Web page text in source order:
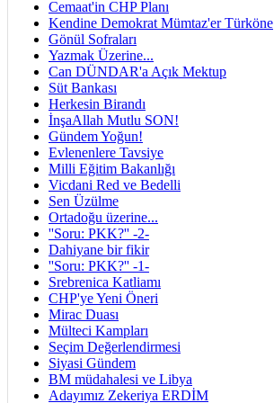
Cemaat'in CHP Planı
Kendine Demokrat Mümtaz'er Türköne
Gönül Sofraları
Yazmak Üzerine...
Can DÜNDAR'a Açık Mektup
Süt Bankası
Herkesin Birandı
İnşaAllah Mutlu SON!
Gündem Yoğun!
Evlenenlere Tavsiye
Milli Eğitim Bakanlığı
Vicdani Red ve Bedelli
Sen Üzülme
Ortadoğu üzerine...
''Soru: PKK?'' -2-
Dahiyane bir fikir
''Soru: PKK?'' -1-
Srebrenica Katliamı
CHP'ye Yeni Öneri
Mirac Duası
Mülteci Kampları
Seçim Değerlendirmesi
Siyasi Gündem
BM müdahalesi ve Libya
Adayımız Zekeriya ERDİM